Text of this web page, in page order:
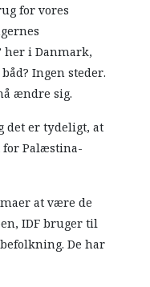
for vores
her i Danmark,
Ingen steder.
ændre sig.
det er tydeligt, at
Palæstina-
at være de
IDF bruger til
De har